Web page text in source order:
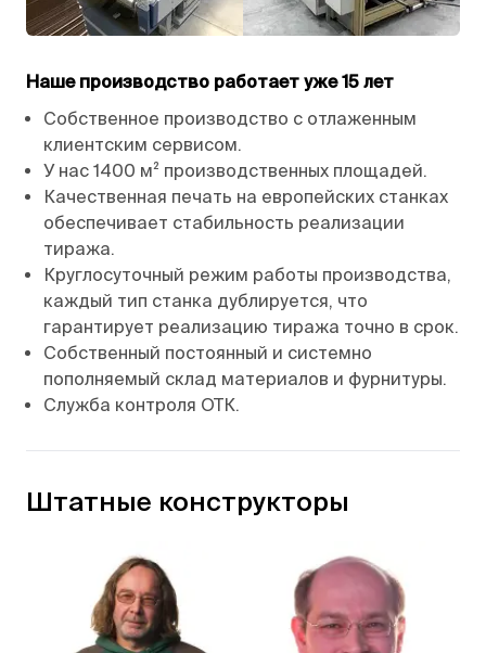
Наше производство работает уже 15 лет
Собственное производство с отлаженным
клиентским сервисом.
У нас 1400 м² производственных площадей.
Качественная печать на европейских станках
обеспечивает стабильность реализации
тиража.
Круглосуточный режим работы производства,
каждый тип станка дублируется, что
гарантирует реализацию тиража точно в срок.
Собственный постоянный и системно
пополняемый склад материалов и фурнитуры.
Служба контроля ОТК.
Штатные конструкторы